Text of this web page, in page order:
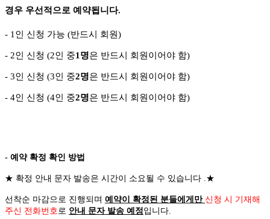
경우 우선적으로 예약됩니다.
- 1인 신청 가능 (반드시 회원)
- 2인 신청 (2인 중1명은 반드시 회원이어야 함)
- 3인 신청 (3인 중2명은 반드시 회원이어야 함)
- 4인 신청 (4인 중2명은 반드시 회원이어야 함)
- 예약 확정 확인 방법
★ 확정 안내 문자 발송은 시간이 소요될 수 있습니다 .★
선착순 마감으로 진행되며 예약이 확정된 분들에게만 신청 시 기재해
주신 전화번호로 안내 문자 발송 예정입니다.